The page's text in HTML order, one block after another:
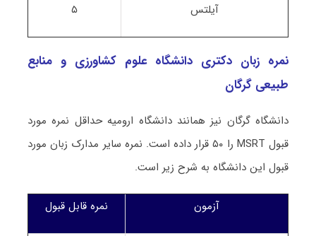
آیلتس ۵
نمره زبان دکتری دانشگاه علوم کشاورزی و منابع
طبیعی گرگان
دانشگاه گرگان نیز همانند دانشگاه ارومیه حداقل نمره مورد
قبول MSRT را ۵۰ قرار داده است. نمره سایر مدارک زبان مورد
قبول این دانشگاه به شرح زیر است.
آزمون نمره قابل قبول